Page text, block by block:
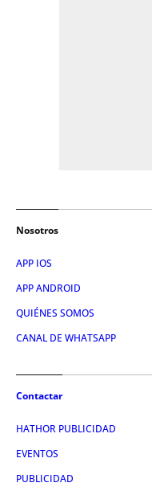
Nosotros
APP IOS
APP ANDROID
QUIÉNES SOMOS
CANAL DE WHATSAPP
Contactar
HATHOR PUBLICIDAD
EVENTOS
PUBLICIDAD